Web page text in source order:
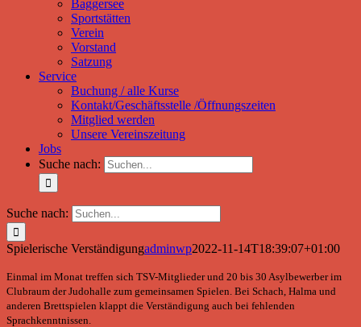
Baggersee
Sportstätten
Verein
Vorstand
Satzung
Service
Buchung / alle Kurse
Kontakt/Geschäftsstelle /Öffnungszeiten
Mitglied werden
Unsere Vereinszeitung
Jobs
Suche nach:
Suche nach:
Spielerische Verständigungadminwp2022-11-14T18:39:07+01:00
Einmal im Monat treffen sich TSV-Mitglieder und 20 bis 30 Asylbewerber im
Clubraum der Judohalle zum gemeinsamen Spielen. Bei Schach, Halma und
anderen Brettspielen klappt die Verständigung auch bei fehlenden
Sprachkenntnissen.